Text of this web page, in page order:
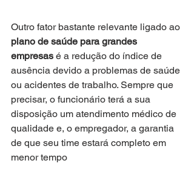
Outro fator bastante relevante ligado ao
plano de saúde para grandes
empresas é a redução do índice de
ausência devido a problemas de saúde
ou acidentes de trabalho. Sempre que
precisar, o funcionário terá a sua
disposição um atendimento médico de
qualidade e, o empregador, a garantia
de que seu time estará completo em
menor tempo